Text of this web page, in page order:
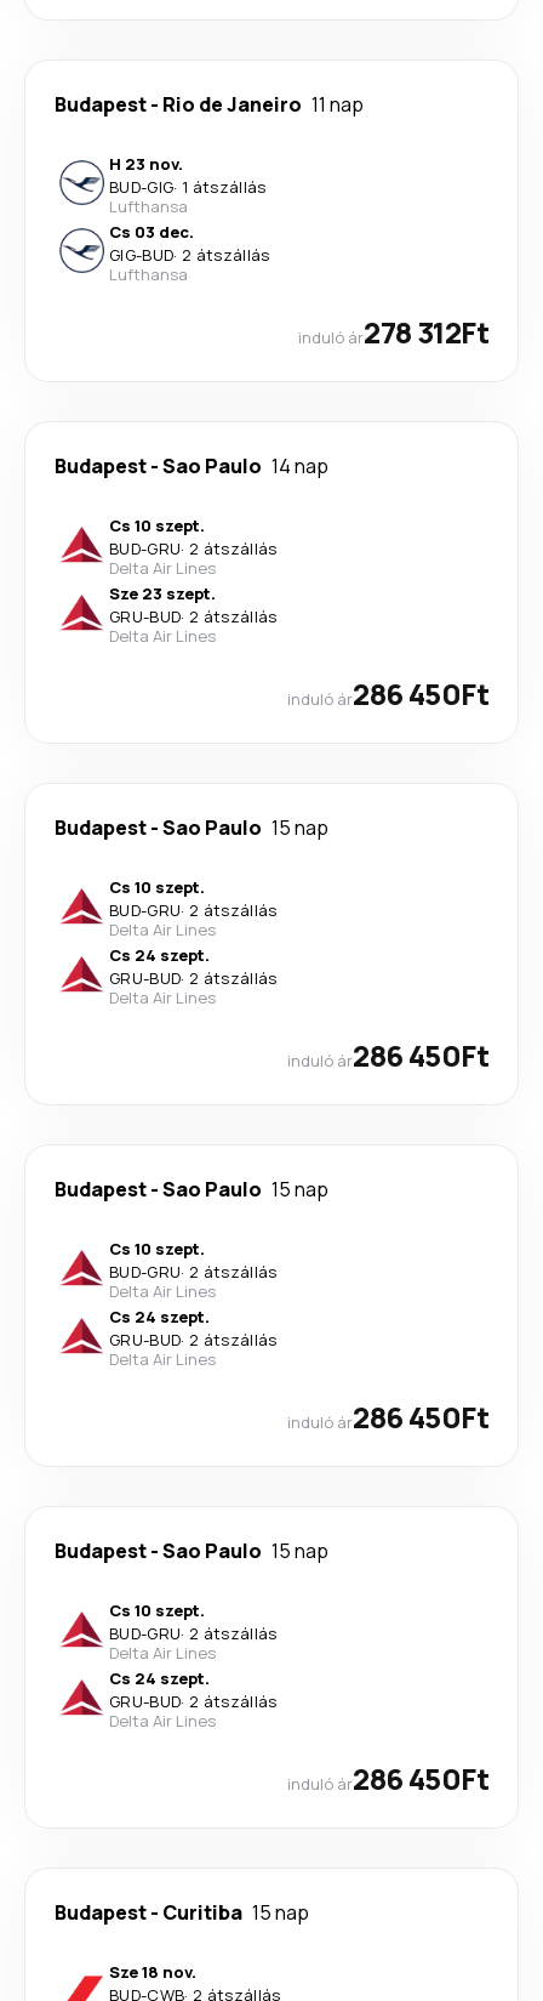
Budapest- Rio de Janeiro 11 nap
H 23 nov.
BUD-GIG· 1 átszállás
Lufthansa
Cs 03 dec.
GIG-BUD· 2 átszállás
Lufthansa
induló ár278 312Ft
Budapest-Sao Paulo 14 nap
Cs 10 szept.
BUD-GRU· 2 átszállás
Delta Air Lines
Sze 23 szept.
GRU-BUD· 2 átszállás
Delta Air Lines
induló ár286 450Ft
Budapest-Sao Paulo 15 nap
Cs 10 szept.
BUD-GRU· 2 átszállás
Delta Air Lines
Cs 24 szept.
GRU-BUD· 2 átszállás
Delta Air Lines
induló ár286 450Ft
Budapest-Sao Paulo 15 nap
Cs 10 szept.
BUD-GRU· 2 átszállás
Delta Air Lines
Cs 24 szept.
GRU-BUD· 2 átszállás
Delta Air Lines
induló ár286 450Ft
Budapest-Sao Paulo 15 nap
Cs 10 szept.
BUD-GRU· 2 átszállás
Delta Air Lines
Cs 24 szept.
GRU-BUD· 2 átszállás
Delta Air Lines
induló ár286 450Ft
Budapest- Curitiba 15 nap
Sze 18 nov.
BUD-CWB· 2 átszállás